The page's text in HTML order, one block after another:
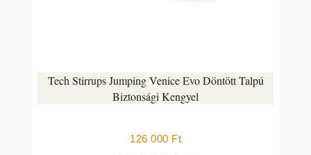
Tech Stirrups Jumping Venice Evo Döntött Talpú
Biztonsági Kengyel
126 000 Ft